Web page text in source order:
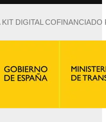
KIT DIGITAL